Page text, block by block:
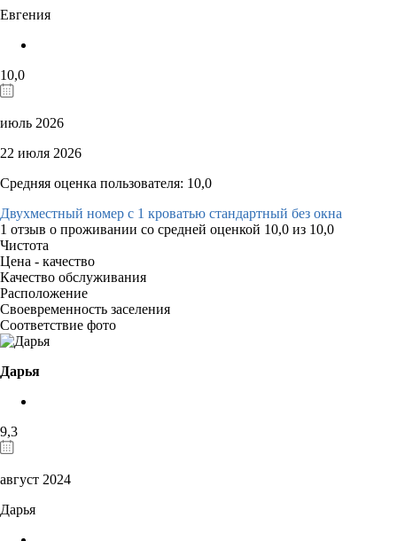
Евгения
10,0
июль 2026
22 июля 2026
Средняя оценка пользователя: 10,0
Двухместный номер с 1 кроватью стандартный без окна
1 отзыв о проживании со средней оценкой 10,0 из 10,0
Чистота
Цена - качество
Качество обслуживания
Расположение
Своевременность заселения
Соответствие фото
Дарья
9,3
август 2024
Дарья